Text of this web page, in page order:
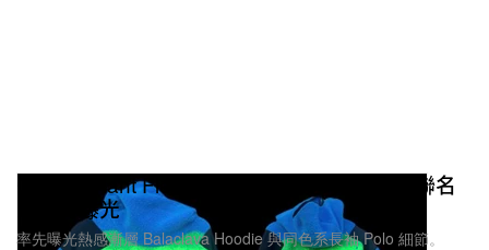
Cactus Plant Flea Market x Nike ACG 全新聯名
系列再曝光
率先曝光熱感漸層 Balaclava Hoodie 與同色系長袖 Polo 細節。